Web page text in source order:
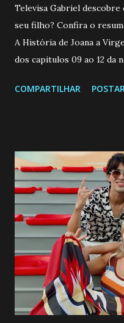
Televisa Gabriel
seu filho? Confira o
A História de Joana a
dos capitulos 09 ao 12 da
a Programação Semanal
confessa a Gabriel que
pessoa que ela tanto
entra no quarto de
encontro deles, quando
Paula sobre a suposta
Rogerio consegue se
desaparecimento de
ter sido vítima da fúria
que a clínica inseminou
...
COMPARTILHAR